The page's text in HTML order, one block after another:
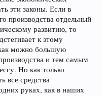
эти законы. Если в
производства отдельный
развитию, то
к этому
можно большую
и тем самым
Но как только
все средства
руках, как в наших